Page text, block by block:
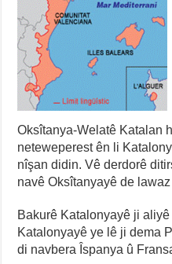
Oksîtanya-Welatê Katalan
neteweperest ên li
nîşan didin. Vê derdorê
navê Oksîtanyayê de
Bakurê Katalonyayê ji
Katalonyayê ye lê ji dema
di navbera Îspanya û